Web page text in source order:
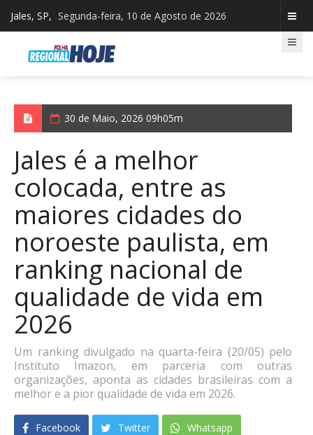
Jales, SP, Segunda-feira, 10 de Agosto de 2026
30 de Maio, 2026 09h05m
Jales é a melhor
colocada, entre as
maiores cidades do
noroeste paulista, em
ranking nacional de
qualidade de vida em
2026
Um ranking divulgado na quarta-feira (20/05) pelo
Instituto Imazon, em parceria com outras
organizações, aponta as cidades brasileiras com a
melhor e a pior qualidade de vida em 2026.
Facebook Twitter Whatsapp